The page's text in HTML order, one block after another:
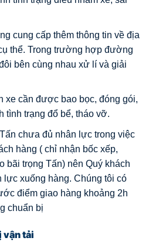
cung cấp thêm thông tin về địa
thể. Trong trường hợp đường
bên cùng nhau xử lí và giải
xe cần được bao bọc, đóng gói,
tình trạng đổ bể, tháo vỡ.
chưa đủ nhân lực trong việc
hàng ( chỉ nhận bốc xếp,
bãi trọng Tấn) nên Quý khách
lực xuống hàng. Chúng tôi có
điểm giao hàng khoảng 2h
chuẩn bị
vận tải